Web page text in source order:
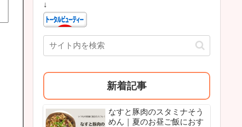
↓
新着記事
なすと豚肉のスタミナそう
めん｜夏のお昼ご飯におす